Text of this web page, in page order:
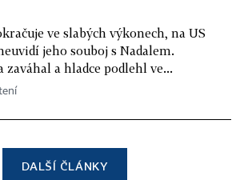
ve slabých výkonech, na US
jeho souboj s Nadalem.
zaváhal a hladce podlehl ve...
DALŠÍ ČLÁNKY